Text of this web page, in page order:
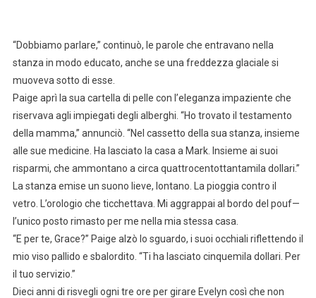
“Dobbiamo parlare,” continuò, le parole che entravano nella
stanza in modo educato, anche se una freddezza glaciale si
muoveva sotto di esse.
Paige aprì la sua cartella di pelle con l’eleganza impaziente che
riservava agli impiegati degli alberghi. “Ho trovato il testamento
della mamma,” annunciò. “Nel cassetto della sua stanza, insieme
alle sue medicine. Ha lasciato la casa a Mark. Insieme ai suoi
risparmi, che ammontano a circa quattrocentottantamila dollari.”
La stanza emise un suono lieve, lontano. La pioggia contro il
vetro. L’orologio che ticchettava. Mi aggrappai al bordo del pouf—
l’unico posto rimasto per me nella mia stessa casa.
“E per te, Grace?” Paige alzò lo sguardo, i suoi occhiali riflettendo il
mio viso pallido e sbalordito. “Ti ha lasciato cinquemila dollari. Per
il tuo servizio.”
Dieci anni di risvegli ogni tre ore per girare Evelyn così che non